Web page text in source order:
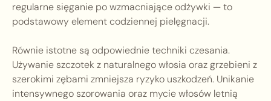
regularne sięganie po wzmacniające odżywki — to
podstawowy element codziennej pielęgnacji.
Równie istotne są odpowiednie techniki czesania.
Używanie szczotek z naturalnego włosia oraz grzebieni z
szerokimi zębami zmniejsza ryzyko uszkodzeń. Unikanie
intensywnego szorowania oraz mycie włosów letnią